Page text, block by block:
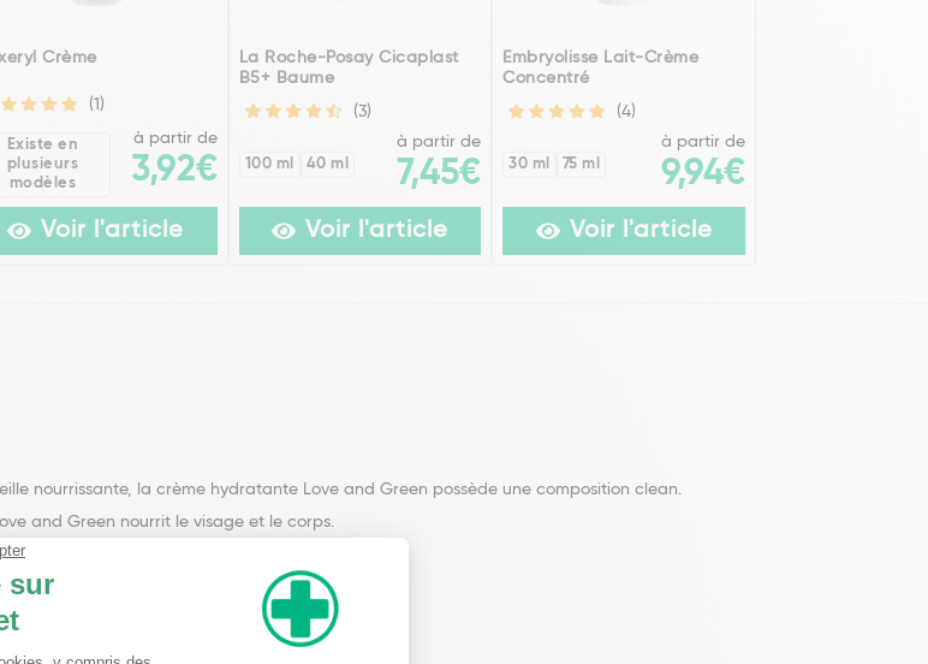
Crème
(1)
Existe en
plusieurs
modèles
à partir de
3,92€
Voir l'article
La Roche-Posay Cicaplast
B5+ Baume
(3)
100 ml 40 ml
à partir de
7,45€
Voir l'article
Embryolisse Lait-Crème
Concentré
(4)
30 ml 75 ml
à partir de
9,94€
Voir l'article
nourrissante, la crème hydratante Love and Green possède une composition clean.
and Green nourrit le visage et le corps.